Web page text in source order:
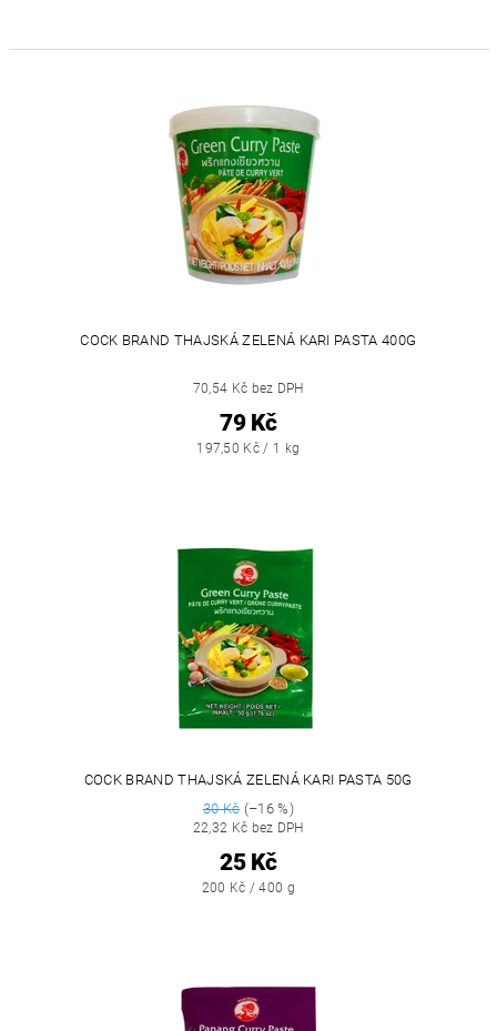
COCK BRAND THAJSKÁ ZELENÁ KARI PASTA 400G
70,54 Kč bez DPH
79 Kč
197,50 Kč / 1 kg
COCK BRAND THAJSKÁ ZELENÁ KARI PASTA 50G
30 Kč(–16 %)
22,32 Kč bez DPH
25 Kč
200 Kč / 400 g